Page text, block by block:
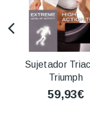
Sujetador
Triumph
59,93€